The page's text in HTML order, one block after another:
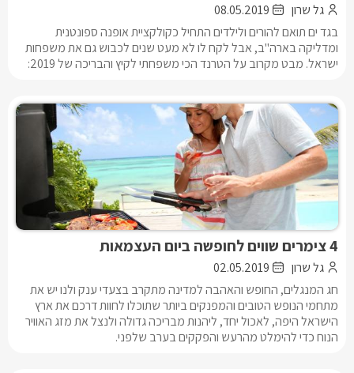
בגד ים תואם להורים ולילדים התחיל כקולקציית אופנה ספונטנית
ומדליקה בארה"ב, אבל לקח לו לא מעט שנים לכבוש גם את משפחות
ישראל. מבט מקרוב על הטרנד הכי משפחתי לקיץ והבריכה של 2019:
גל שרון 08.05.2019
4 צימרים שווים לחופשה ביום העצמאות
חג המנגלים, החופש והאהבה למדינה מתקרב בצעדי ענק ולנו יש את
מתחמי הנופש הטובים והמפנקים ביותר שתוכלו לחוות דרכם את ארץ
הישראל היפה, לאכול יחד, ליהנות מבריכה גדולה ולנצל את מזג האוויר
הנוח כדי להימלט מהרעש והפקקים בערב שלפני.
גל שרון 02.05.2019